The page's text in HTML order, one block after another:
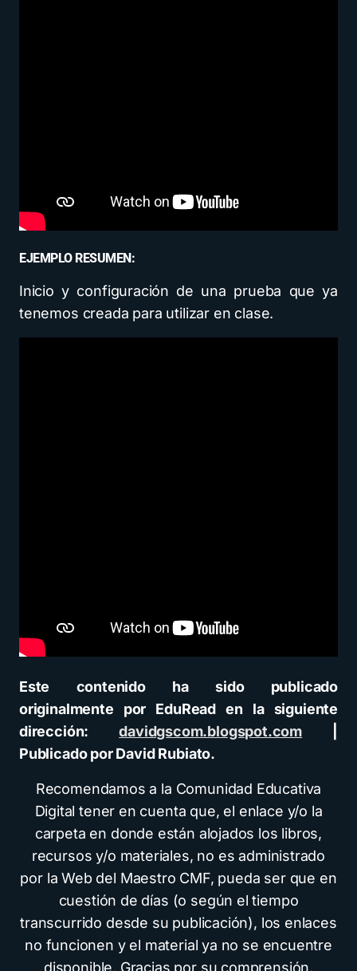
EJEMPLO RESUMEN:
Inicio y configuración de una prueba que ya
tenemos creada para utilizar en clase.
Este contenido ha sido publicado
originalmente por EduRead en la siguiente
dirección:davidgscom.blogspot.com
Publicado porDavid Rubiato.
Recomendamos a la Comunidad Educativa
Digital tener en cuenta que, el enlace y/o la
carpeta en donde están alojados los libros,
recursos y/o materiales, no es administrado
por la Web del Maestro CMF, pueda ser que en
cuestión de días (o según el tiempo
transcurrido desde su publicación), los enlaces
no funcionen y el material ya no se encuentre
disponible. Gracias por su comprensión.